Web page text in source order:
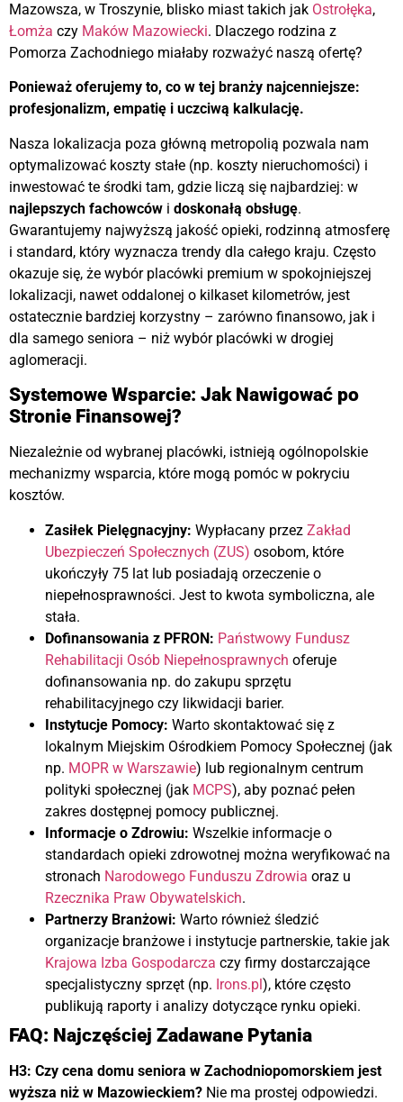
Mazowsza, w Troszynie, blisko miast takich jak Ostrołęka,
Łomża czy Maków Mazowiecki. Dlaczego rodzina z
Pomorza Zachodniego miałaby rozważyć naszą ofertę?
Ponieważ oferujemy to, co w tej branży najcenniejsze:
profesjonalizm, empatię i uczciwą kalkulację.
Nasza lokalizacja poza główną metropolią pozwala nam
optymalizować koszty stałe (np. koszty nieruchomości) i
inwestować te środki tam, gdzie liczą się najbardziej: w
najlepszych fachowców i doskonałą obsługę.
Gwarantujemy najwyższą jakość opieki, rodzinną atmosferę
i standard, który wyznacza trendy dla całego kraju. Często
okazuje się, że wybór placówki premium w spokojniejszej
lokalizacji, nawet oddalonej o kilkaset kilometrów, jest
ostatecznie bardziej korzystny – zarówno finansowo, jak i
dla samego seniora – niż wybór placówki w drogiej
aglomeracji.
Systemowe Wsparcie: Jak Nawigować po
Stronie Finansowej?
Niezależnie od wybranej placówki, istnieją ogólnopolskie
mechanizmy wsparcia, które mogą pomóc w pokryciu
kosztów.
Zasiłek Pielęgnacyjny: Wypłacany przez Zakład
Ubezpieczeń Społecznych (ZUS) osobom, które
ukończyły 75 lat lub posiadają orzeczenie o
niepełnosprawności. Jest to kwota symboliczna, ale
stała.
Dofinansowania z PFRON: Państwowy Fundusz
Rehabilitacji Osób Niepełnosprawnych oferuje
dofinansowania np. do zakupu sprzętu
rehabilitacyjnego czy likwidacji barier.
Instytucje Pomocy: Warto skontaktować się z
lokalnym Miejskim Ośrodkiem Pomocy Społecznej (jak
np. MOPR w Warszawie) lub regionalnym centrum
polityki społecznej (jak MCPS), aby poznać pełen
zakres dostępnej pomocy publicznej.
Informacje o Zdrowiu: Wszelkie informacje o
standardach opieki zdrowotnej można weryfikować na
stronach Narodowego Funduszu Zdrowia oraz u
Rzecznika Praw Obywatelskich.
Partnerzy Branżowi: Warto również śledzić
organizacje branżowe i instytucje partnerskie, takie jak
Krajowa Izba Gospodarcza czy firmy dostarczające
specjalistyczny sprzęt (np. Irons.pl), które często
publikują raporty i analizy dotyczące rynku opieki.
FAQ: Najczęściej Zadawane Pytania
H3: Czy cena domu seniora w Zachodniopomorskiem jest
wyższa niż w Mazowieckiem? Nie ma prostej odpowiedzi.